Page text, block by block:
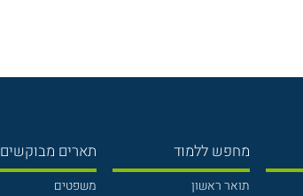
מחפש ללמוד
תואר ראשון
תארים מבוקשים
משפטים